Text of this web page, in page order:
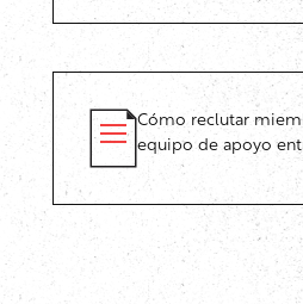
Cómo reclutar
equipo de apoyo